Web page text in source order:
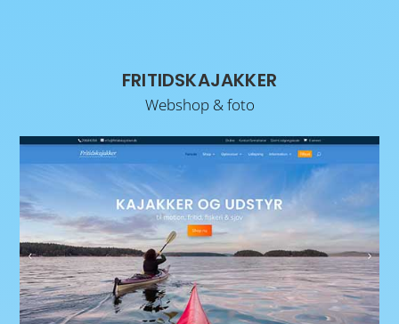
FRITIDSKAJAKKER
Webshop & foto